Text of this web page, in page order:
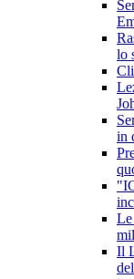
lo
in
Il